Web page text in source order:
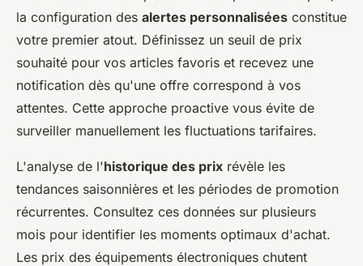
la configuration des alertes personnalisées constitue
votre premier atout. Définissez un seuil de prix
souhaité pour vos articles favoris et recevez une
notification dès qu'une offre correspond à vos
attentes. Cette approche proactive vous évite de
surveiller manuellement les fluctuations tarifaires.
L'analyse de l'historique des prix révèle les
tendances saisonnières et les périodes de promotion
récurrentes. Consultez ces données sur plusieurs
mois pour identifier les moments optimaux d'achat.
Les prix des équipements électroniques chutent